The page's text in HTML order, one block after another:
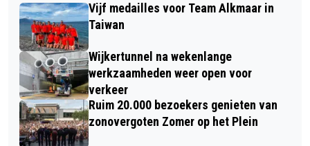
Vijf medailles voor Team Alkmaar in
Taiwan
Wijkertunnel na wekenlange
werkzaamheden weer open voor
verkeer
Ruim 20.000 bezoekers genieten van
zonovergoten Zomer op het Plein